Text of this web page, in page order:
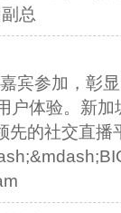
总
宾参加，彰
户体验。新
的社交直